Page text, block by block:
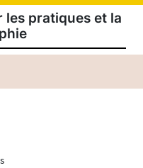
les pratiques et la